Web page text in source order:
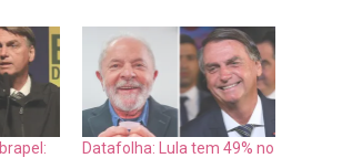
Datafolha: Lula tem 49% no